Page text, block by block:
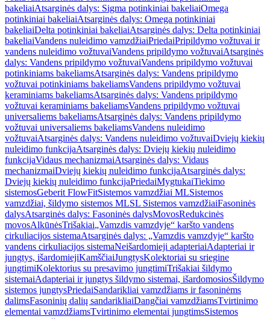
bakeliaiAtsarginės dalys: Sigma potinkiniai bakeliaiOmega
potinkiniai bakeliaiAtsarginės dalys: Omega potinkiniai
bakeliaiDelta potinkiniai bakeliaiAtsarginės dalys: Delta potinkiniai
bakeliaiVandens nuleidimo vamzdžiaiPriedaiPripildymo vožtuvai ir
vandens nuleidimo vožtuvaiVandens pripildymo vožtuvaiAtsarginės
dalys: Vandens pripildymo vožtuvaiVandens pripildymo vožtuvai
potinkiniams bakeliamsAtsarginės dalys: Vandens pripildymo
vožtuvai potinkiniams bakeliamsVandens pripildymo vožtuvai
keraminiams bakeliamsAtsarginės dalys: Vandens pripildymo
vožtuvai keraminiams bakeliamsVandens pripildymo vožtuvai
universaliems bakeliamsAtsarginės dalys: Vandens pripildymo
vožtuvai universaliems bakeliamsVandens nuleidimo
vožtuvaiAtsarginės dalys: Vandens nuleidimo vožtuvaiDviejų kiekių
nuleidimo funkcijaAtsarginės dalys: Dviejų kiekių nuleidimo
funkcijaVidaus mechanizmaiAtsarginės dalys: Vidaus
mechanizmaiDviejų kiekių nuleidimo funkcijaAtsarginės dalys:
Dviejų kiekių nuleidimo funkcijaPriedaiMygtukaiTiekimo
sistemosGeberit FlowFitSistemos vamzdžiai MLSistemos
vamzdžiai, šildymo sistemos MLSL Sistemos vamzdžiaiFasoninės
dalysAtsarginės dalys: Fasoninės dalysMovosRedukcinės
movosAlkūnėsTrišakiai„Vamzdis vamzdyje“ karšto vandens
cirkuliacijos sistemaAtsarginės dalys: „Vamzdis vamzdyje“ karšto
vandens cirkuliacijos sistemaNeišardomieji adapteriaiAdapteriai ir
jungtys, išardomiejiKamščiaiJungtysKolektoriai su sriegine
jungtimiKolektorius su presavimo jungtimiTrišakiai šildymo
sistemaiAdapteriai ir jungtys šildymo sistemai, išardomosiosŠildymo
sistemos jungtysPriedaiSandarikliai vamzdžiams ir fasoninėms
dalimsFasoninių dalių sandarikliaiDangčiai vamzdžiamsTvirtinimo
elementai vamzdžiamsTvirtinimo elementai jungtimsSistemos